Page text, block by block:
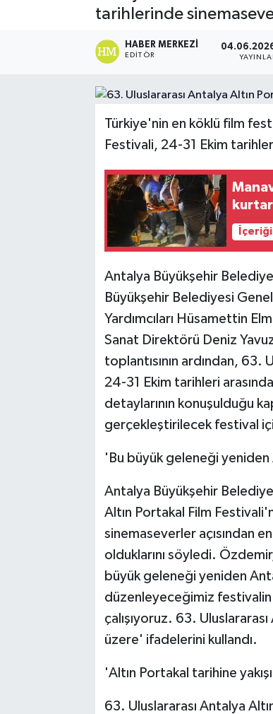
tarihlerinde
HABER MERKEZI
EDITÖR
Türkiye'nin en köklü film
Festivali, 24-31 Ekim
Antalya Büyükşehir
Büyükşehir Belediyesi
Yardımcıları Hüsamettin
Sanat Direktörü Deniz
toplantısının ardından, 63.
24-31 Ekim tarihleri
detaylarının konuşulduğu
gerçekleştirilecek festival
'Bu büyük geleneği
Antalya Büyükşehir
Altın Portakal Film
sinemaseverler açısından
olduklarını söyledi.
büyük geleneği yeniden
düzenleyeceğimiz festivalin
çalışıyoruz. 63.
üzere' ifadelerini kullandı.
'Altın Portakal tarihine
63. Uluslararası Antalya